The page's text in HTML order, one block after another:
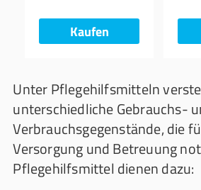
Kaufen
Unter Pflegehilfsmitteln
unterschiedliche Gebrauchs-
Verbrauchsgegenstände, die
Versorgung und Betreuung
Pflegehilfsmittel dienen dazu: